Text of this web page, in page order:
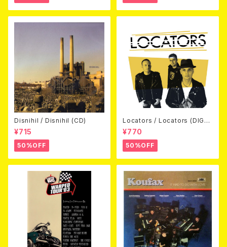
Disnihil / Disnihil (CD)
¥715
50%OFF
Locators / Locators (DIGPA
CK CD)
¥770
50%OFF